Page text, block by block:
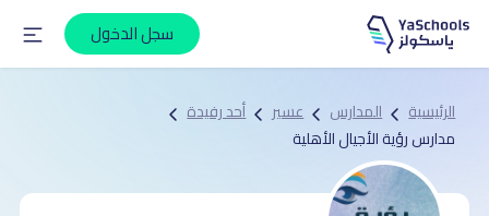
سجل الدخول
الرئيسية المدارس عسير
أحد رفيدة
مدارس رؤية الأجيال الأهلية